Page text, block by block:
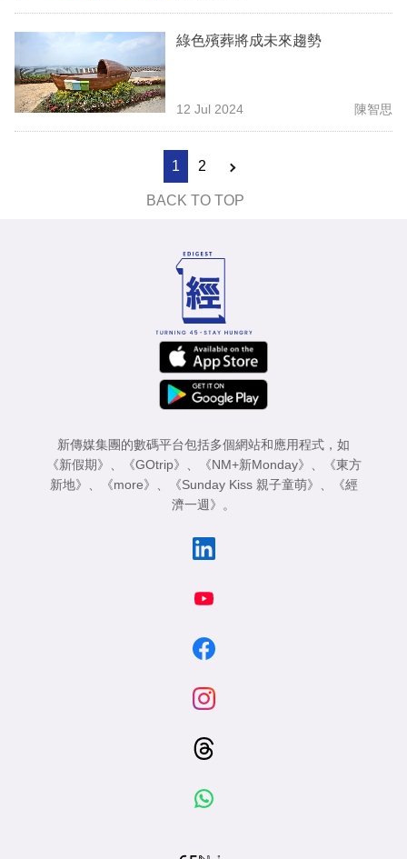
綠色殯葬將成未來趨勢
12 Jul 2024 陳智思
1 2
BACK TO TOP
新傳媒集團的數碼平台包括多個網站和應用程式，如
《新假期》 、 《GOtrip》 、 《NM+新Monday》 、
《東方
新地》 、 《more》 、 《Sunday Kiss 親子童萌》 、
《經
濟一週》 。